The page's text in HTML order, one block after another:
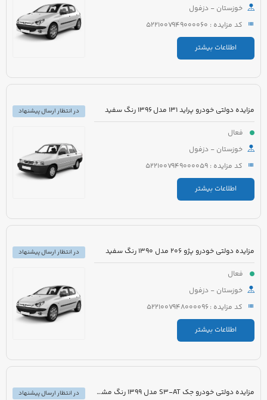
خوزستان - دزفول
کد مزایده : 5221007949000060
اطلاعات بیشتر
مزایده دولتی خودرو پراید 131 مدل 1396 رنگ سفید
فعال
خوزستان - دزفول
کد مزایده : 5221007949000059
اطلاعات بیشتر
در انتظار ارسال پیشنهاد
مزایده دولتی خودرو پژو 206 مدل 1390 رنگ سفید
فعال
خوزستان - دزفول
کد مزایده : 5221007948000096
اطلاعات بیشتر
در انتظار ارسال پیشنهاد
مزایده دولتی خودرو جک S3-AT مدل 1399 رنگ مشکی
در انتظار ارسال پیشنهاد